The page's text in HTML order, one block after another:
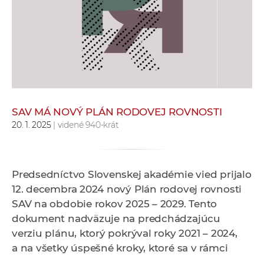
v
a
SAV MÁ NOVÝ PLÁN RODOVEJ ROVNOSTI
20. 1. 2025| videné 940-krát
Predsedníctvo Slovenskej akadémie vied prijalo
12. decembra 2024 nový Plán rodovej rovnosti
SAV na obdobie rokov 2025 – 2029. Tento
dokument nadväzuje na predchádzajúcu
verziu plánu, ktorý pokrýval roky 2021 – 2024,
a na všetky úspešné kroky, ktoré sa v rámci